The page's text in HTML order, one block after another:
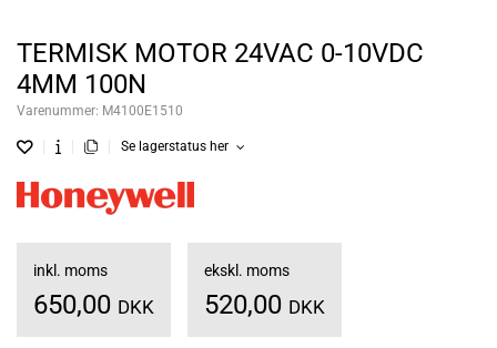
TERMISK MOTOR 24VAC 0-10VDC
4MM 100N
Varenummer: M4100E1510
Se lagerstatus her
inkl. moms
650,00 DKK
ekskl. moms
520,00 DKK